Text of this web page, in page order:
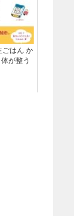
ごはん か
が整う